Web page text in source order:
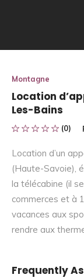
Montagne
Location
Les-Bains
(0)
Location d’un
(Haute-Savoie),
la télécabine (il
commerces et à
vacances aux
rendre aux
Frequently